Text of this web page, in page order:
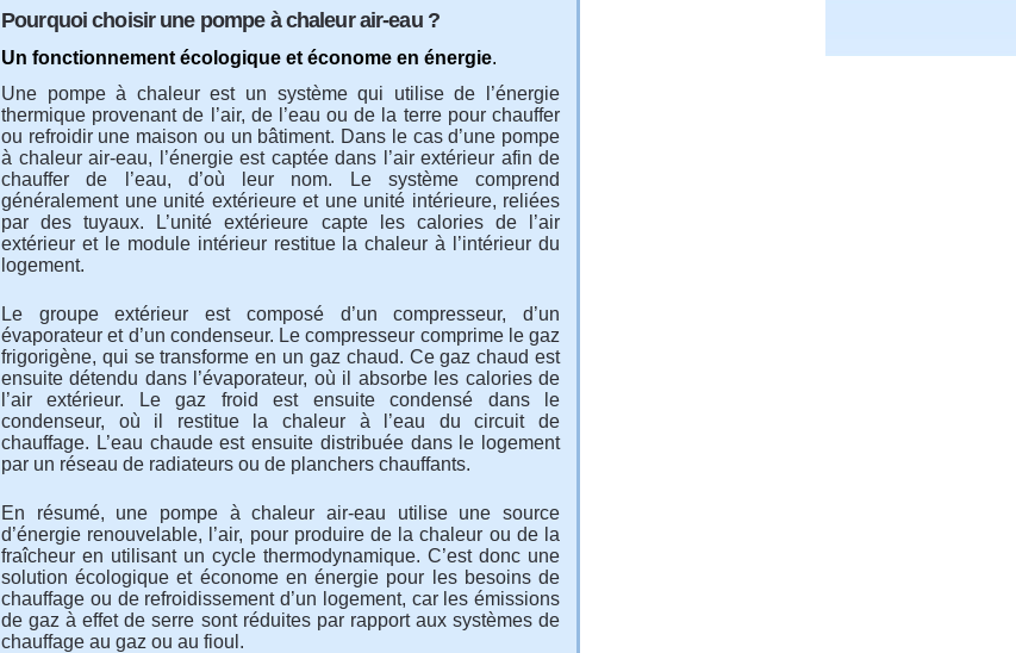
Pourquoi choisir une pompe à chaleur air-eau ?
Un fonctionnement écologique et économe en énergie.
Une pompe à chaleurest un système qui utilise de l’énergie
thermique provenant de l’air, de l’eau ou de la terre pour chauffer
ou refroidir une maison ou un bâtiment. Dans le cas d’une pompe
à chaleur air-eau, l’énergie est captée dans l’air extérieur afin de
chauffer de l’eau, d’où leur nom. Le système comprend
généralement une unité extérieure et une unité intérieure, reliées
par des tuyaux. L’unité extérieure capte les calories de l’air
extérieur et le module intérieur restitue la chaleur à l’intérieur du
logement.
Le groupe extérieur est composé d’un compresseur, d’un
évaporateur et d’un condenseur. Le compresseur comprime le gaz
frigorigène, qui se transforme en un gaz chaud. Ce gaz chaud est
ensuite détendu dans l’évaporateur, où il absorbe les calories de
l’air extérieur. Le gaz froid est ensuite condensé dans le
condenseur, où il restitue la chaleur à l’eau du circuit de
chauffage. L’eau chaude est ensuite distribuée dans le logement
par un réseau de radiateurs ou de planchers chauffants.
En résumé, une pompe à chaleur air-eau utilise une source
d’énergie renouvelable, l’air, pour produire de la chaleur ou de la
fraîcheur en utilisant un cycle thermodynamique. C’est donc une
solution écologique et économe en énergie pour les besoins de
chauffage ou de refroidissement d’un logement, car les émissions
de gaz à effet de serre sont réduites par rapport aux systèmes de
chauffage au gaz ou au fioul.